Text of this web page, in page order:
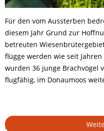
Für den vom Aussterben
diesem Jahr Grund zur
betreuten
flügge werden wie seit
wurden 36 junge Brachvögel
flugfähig, im Donaumoos
Artenschutz Feuchtgebiet,